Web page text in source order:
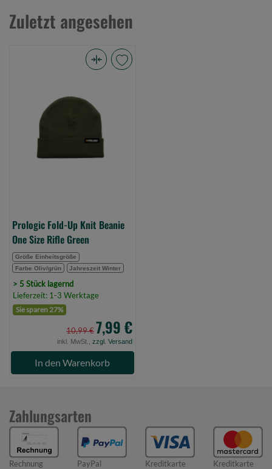
Zuletzt angesehen
0)
Prologic Fold-Up Knit Beanie
One Size Rifle Green
Größe Einheitsgröße
Farbe Oliv/grün
Jahreszeit Winter
> 5 Stück lagernd
Lieferzeit: 1-3 Werktage
Sie sparen 27%
10,99 €7,99 €
inkl. MwSt., zzgl. Versand
In den Warenkorb
Zahlungsarten
Rechnung PayPal Kreditkarte Kreditkarte